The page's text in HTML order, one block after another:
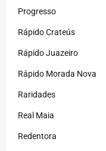
Progresso
Rápido Crateús
Rápido Juazeiro
Rápido Morada Nova
Raridades
Real Maia
Redentora